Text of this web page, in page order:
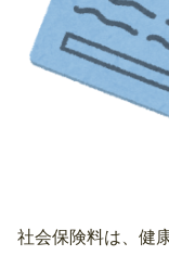
社会保険料は、健